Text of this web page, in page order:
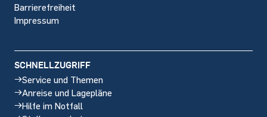
Barrierefreiheit
Impressum
SCHNELLZUGRIFF
Service und Themen
Anreise und Lagepläne
Hilfe im Notfall